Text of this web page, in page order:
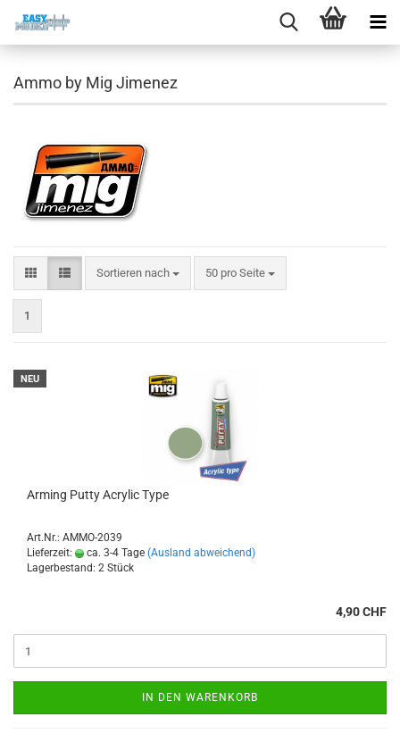
Ammo by Mig Jimenez
Sortieren nach
Sortieren nach 50 pro Seite
pro Seite
1
NEU
Arming Putty Acrylic Type
Art.Nr.: AMMO-2039
Lieferzeit:
ca. 3-4 Tage (Ausland abweichend)
Lagerbestand: 2 Stück
4,90 CHF
IN DEN WARENKORB